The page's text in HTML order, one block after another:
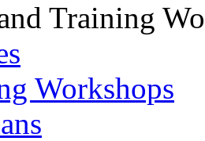
Training
Workshops